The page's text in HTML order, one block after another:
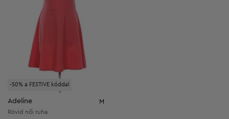
-50% a FESTIVE kóddal
Adeline M
Rövid női ruha